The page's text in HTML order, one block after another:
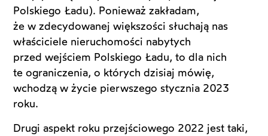
Polskiego Ładu). Ponieważ zakładam,
że w zdecydowanej większości słuchają nas
właściciele nieruchomości nabytych
przed wejściem Polskiego Ładu, to dla nich
te ograniczenia, o których dzisiaj mówię,
wchodzą w życie pierwszego stycznia 2023
roku.
Drugi aspekt roku przejściowego 2022 jest taki,